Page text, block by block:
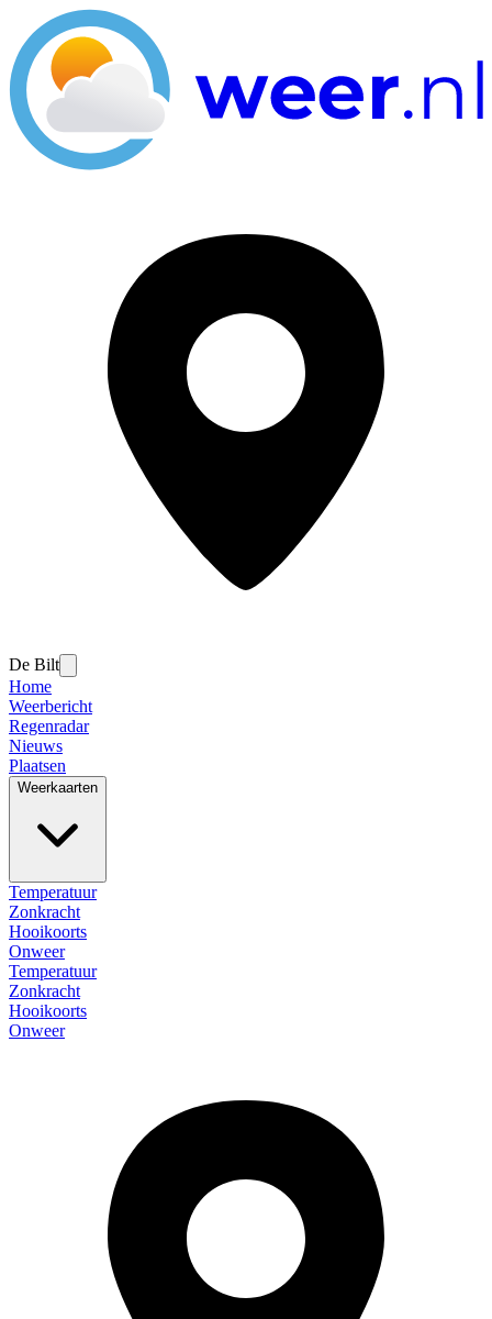
De Bilt
Home
Weerbericht
Regenradar
Nieuws
Plaatsen
Weerkaarten
Temperatuur
Zonkracht
Hooikoorts
Onweer
Temperatuur
Zonkracht
Hooikoorts
Onweer